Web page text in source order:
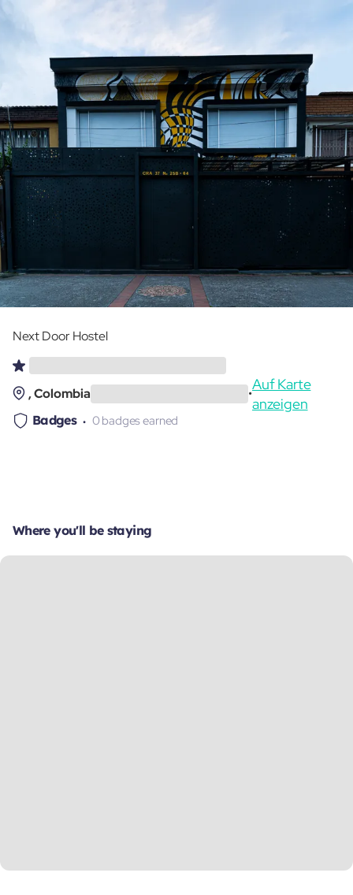
Next Door Hostel
, Colombia •
Auf Karte
anzeigen
Badges 0 badges earned
Where you'll be staying